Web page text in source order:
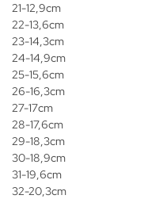
21-12,9cm
22-13,6cm
23-14,3cm
24-14,9cm
25-15,6cm
26-16,3cm
27-17cm
28-17,6cm
29-18,3cm
30-18,9cm
31-19,6cm
32-20,3cm